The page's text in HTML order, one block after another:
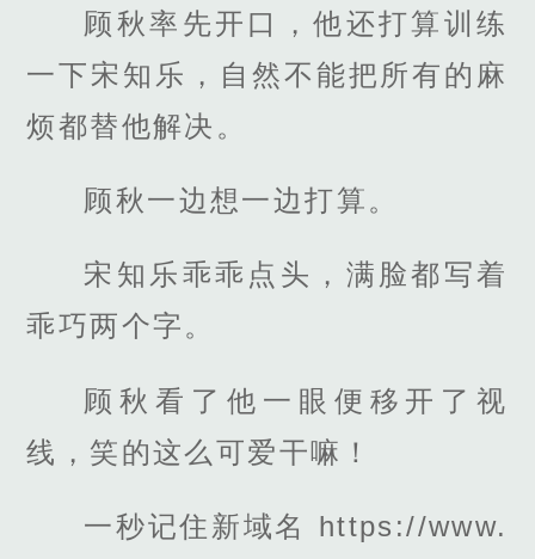
顾秋率先开口，他还打算训练
一下宋知乐，自然不能把所有的麻
烦都替他解决。
顾秋一边想一边打算。
宋知乐乖乖点头，满脸都写着
乖巧两个字。
顾秋看了他一眼便移开了视
线，笑的这么可爱干嘛！
一秒记住新域名 https://www.